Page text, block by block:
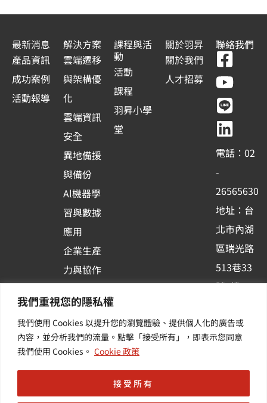
我們重視您的隱私權
我們使用 Cookies 以提升您的瀏覽體驗、提供個人化的廣告或
內容，並分析我們的流量。點擊「接受所有」，即表示您同意
我們使用 Cookies。 Cookie 政策
接受所有
最新消息
產品資訊
成功案例
活動報導
解決方案
雲端遷移
與架構優
化
雲端資訊
安全
異地備援
與備份
Al機器學
習與數據
應用
企業生產
力與協作
台應用
其他／加
值服務
課程與活
動
活動
課程
羽昇小學
堂
關於羽昇
關於我們
人才招募
聯絡我們
F
a
c
e
b
o
o
k
-
s
q
u
a
r
Y
o
u
t
u
b
e
L
i
n
e
L
i
n
k
e
d
i
n
電話：02
-
26565630
地址：台
北市內湖
區瑞光路
513巷33
號6樓
新訊 | 提
供您最新